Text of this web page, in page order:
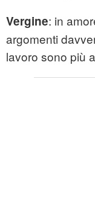
Vergine: in
argomenti
lavoro sono più